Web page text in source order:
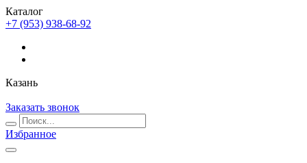
Каталог
+7 (953) 938-68-92
Казань
Заказать звонок
Избранное